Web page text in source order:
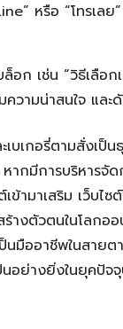
หรือ “โทรเล
อก เช่น “วิธีเลือก
ความน่าสนใจ แล
เบเกอรี่ตามสั่งเป็
ากมีการบริหารจัด
ข้ามาเสริม เว็บไ
งตัวตนในโลกออ
นมืออาชีพในสาย
นอย่างยิ่งในยุคปัจ